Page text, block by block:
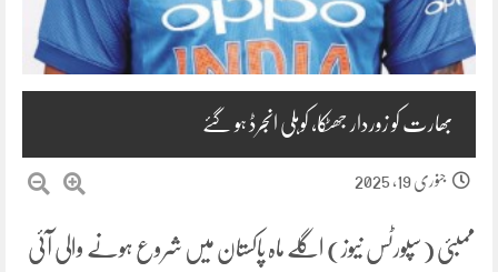
بھارت کو زوردار جھٹکا، کوہلی انجرڈ ہو گئے
جنوری 19, 2025
ممبئی (سپورٹس نیوز) اگلے ماہ پاکستان میں شروع ہونے والی آئی